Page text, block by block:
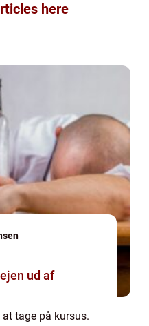
here
tage på kursus.